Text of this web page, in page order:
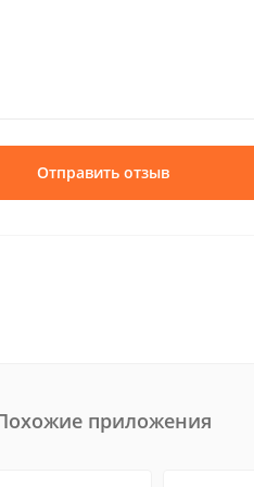
Отправить отзыв
приложения